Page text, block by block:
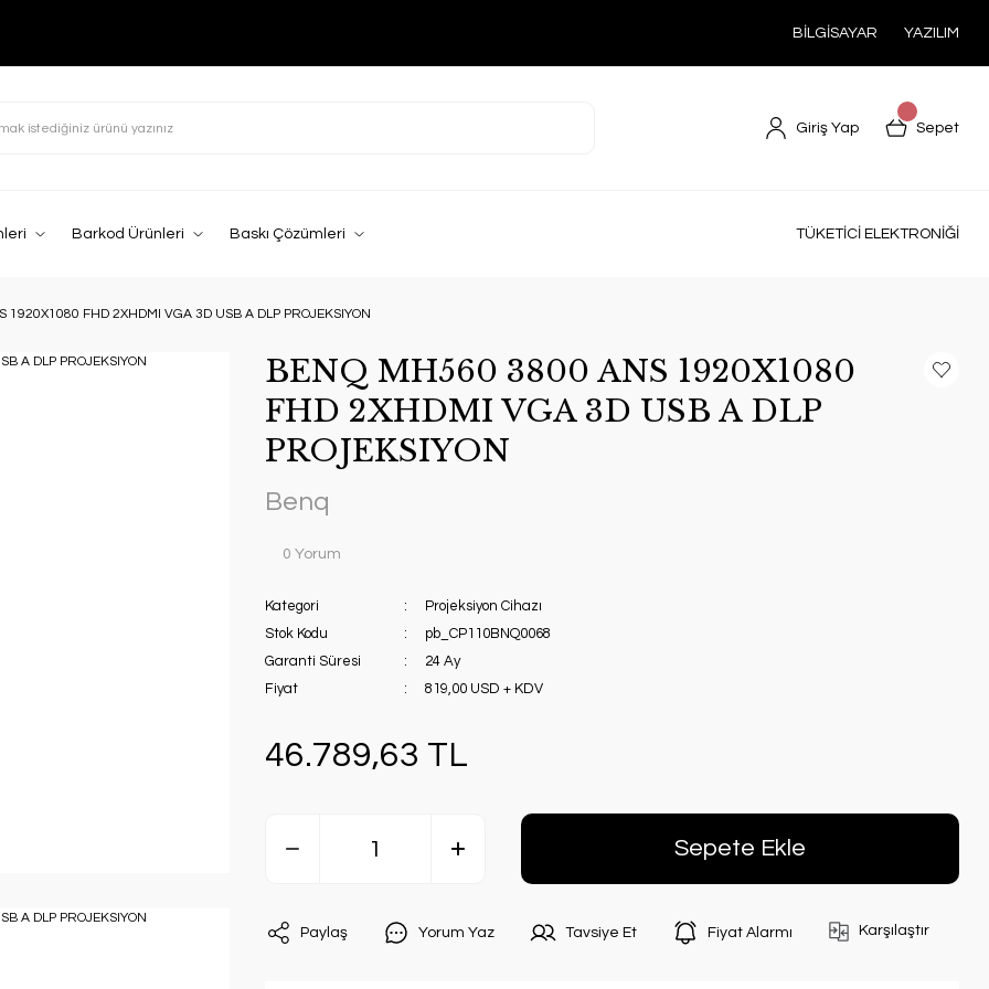
BİLGİSAYAR YAZILIM
Giriş Yap Sepet
Barkod Ürünleri Baskı Çözümleri TÜKETİCİ ELEKTRONİĞİ
1920X1080 FHD 2XHDMI VGA 3D USB A DLP PROJEKSIYON
BENQ MH560 3800 ANS 1920X1080
FHD 2XHDMI VGA 3D USB A DLP
PROJEKSIYON
Benq
0 Yorum
Kategori
Projeksiyon Cihazı
Stok Kodu
pb_CP110BNQ0068
Garanti Süresi
24 Ay
Fiyat
819,00 USD + KDV
46.789,63 TL
Sepete Ekle
Paylaş Yorum Yaz Tavsiye Et Fiyat Alarmı Karşılaştır